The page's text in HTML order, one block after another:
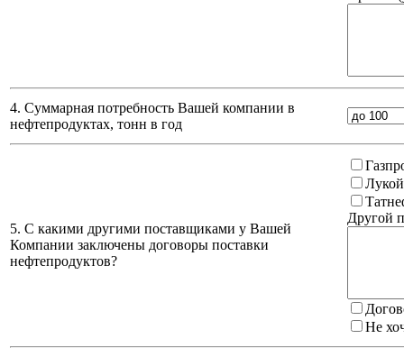
4. Суммарная потребность Вашей компании в
нефтепродуктах, тонн в год
5. С какими другими поставщиками у Вашей
Компании заключены договоры поставки
нефтепродуктов?
Другой
Не